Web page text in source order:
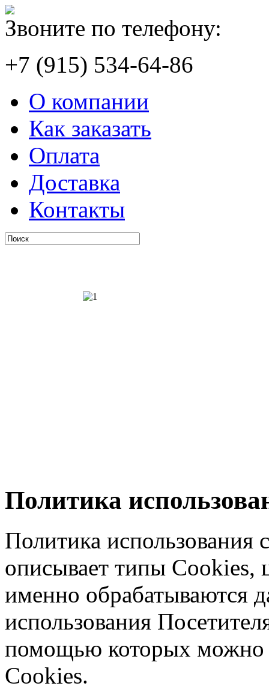
Звоните по телефону:
+7 (915) 534-64-86
О компании
Как заказать
Оплата
Доставка
Контакты
Политика
Политика использования
описывает типы Cookies,
именно обрабатываются
использования
помощью которых можно
Cookies.